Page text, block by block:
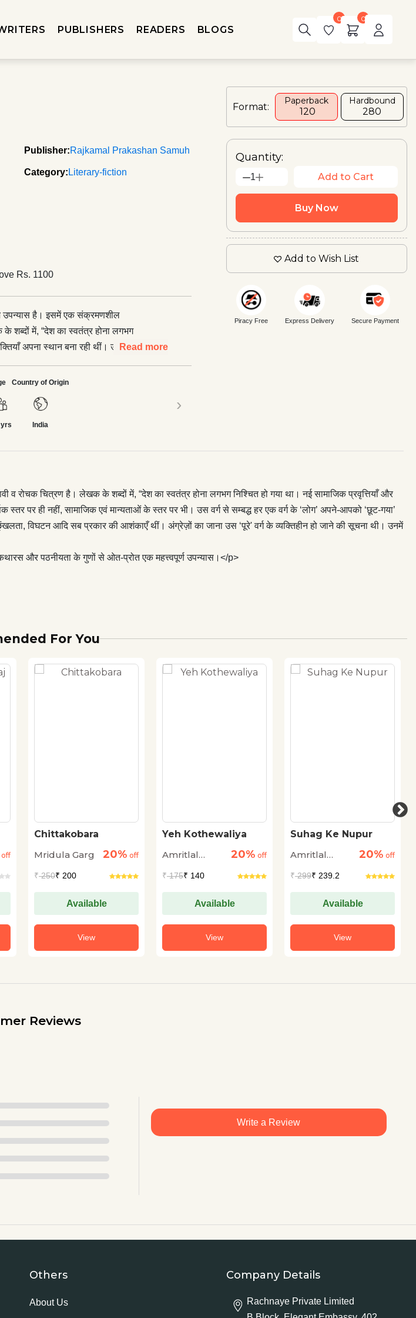
PUBLISHERS READERS BLOGS
0 0
Publisher:Rajkamal Prakashan Samuh
Category: Literary-fiction
Rs. 1100
उपन्यास है। इसमें एक संक्रमणशील
शब्दों में, “देश का स्वतंत्र होना लगभग
अपना स्थान बना रही थीं। उस
हर एक वर्ग के ‘लोग’ अपने-आपको
इस नए परिवर्तन के प्रति अरक्षा,
सब प्रकार की आशंकाएँ थीं। अंग्रेज़ों
थी। उनमें से कुछ बदलते हुए सन्दर्भों के
Read more
Country of Origin
India
›
Format:
Paperback
₹ 120
Hardbound
₹280
Quantity:
1 Add to Cart
Buy Now
Add to Wish List
Piracy Free Express Delivery Secure Payment
व रोचक चित्रण है। लेखक के शब्दों में, “देश का स्वतंत्र होना लगभग निश्चित हो गया था। नई सामाजिक प्रवृत्तियाँ और
पर ही नहीं, सामाजिक एवं मान्यताओं के स्तर पर भी। उस वर्ग से सम्बद्ध हर एक वर्ग के ‘लोग’ अपने-आपको ‘छूट-गया’
विघटन आदि सब प्रकार की आशंकाएँ थीं। अंग्रेज़ों का जाना उस ‘पूरे' वर्ग के व्यक्तिहीन हो जाने की सूचना थी। उनमें
और पठनीयता के गुणों से ओत-प्रोत एक महत्त्वपूर्ण उपन्यास।</p>
For You
off
Chittakobara
Mridula Garg
20% off
₹250₹ 200
Available
View
Yeh Kothewaliya
Amritlal
20% off
₹175₹ 140
Available
View
Suhag Ke Nupur
Amritlal
20% off
₹299₹ 239.2
Available
View
Reviews
Write a Review
Others
About Us
Company Details
Rachnaye Private Limited